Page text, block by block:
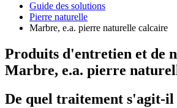
Guide des solutions
Pierre naturelle
Marbre, e.a. pierre naturelle calcaire
Produits d'entretien et de
Marbre, e.a. pierre
De quel traitement s'agit-il